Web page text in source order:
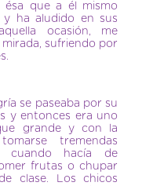
que a él mismo
y ha aludido en sus
ocasión, me
sufriendo por
se paseaba por su
y entonces era uno
grande y con la
tremendas
cuando hacía de
frutas o chupar
clase. Los chicos